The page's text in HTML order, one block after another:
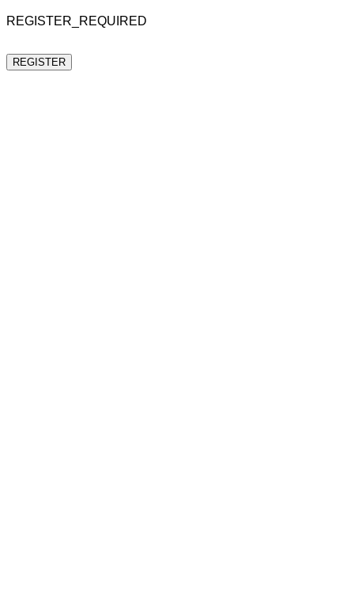
REGISTER_REQUIRED
REGISTER